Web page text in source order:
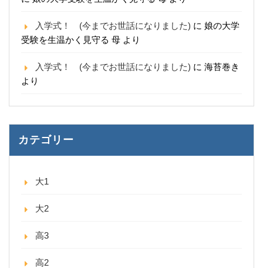
入学式！ (今までお世話になりました) に 娘の大学
受験を生温かく見守る 母 より
入学式！ (今までお世話になりました) に 海苔巻き
より
カテゴリー
大1
大2
高3
高2